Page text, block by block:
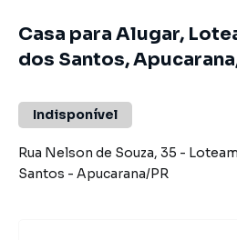
Casa para Alugar,
dos Santos,
Indisponível
Rua Nelson de Souza, 35 -
Santos - Apucarana/PR